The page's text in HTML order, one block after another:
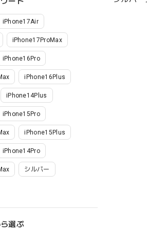
iPhone17Air
iPhone17ProMax
iPhone16Pro
iPhone16Plus
iPhone14Plus
iPhone15Pro
iPhone15Plus
iPhone14Pro
シルバー
選ぶ